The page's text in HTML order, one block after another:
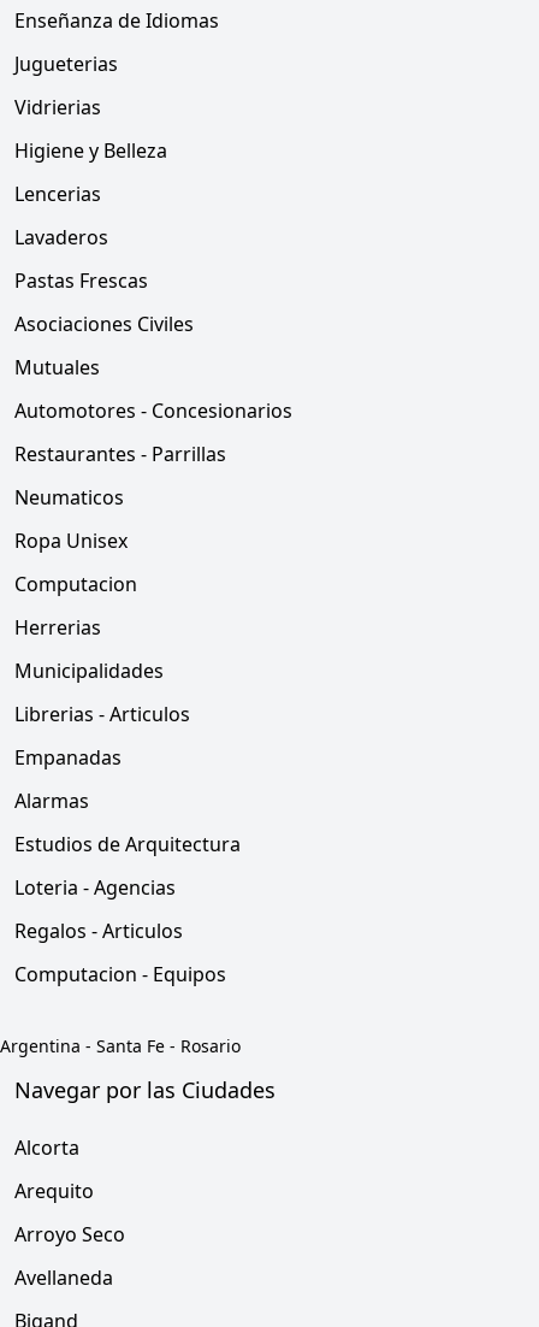
Enseñanza de Idiomas
Jugueterias
Vidrierias
Higiene y Belleza
Lencerias
Lavaderos
Pastas Frescas
Asociaciones Civiles
Mutuales
Automotores - Concesionarios
Restaurantes - Parrillas
Neumaticos
Ropa Unisex
Computacion
Herrerias
Municipalidades
Librerias - Articulos
Empanadas
Alarmas
Estudios de Arquitectura
Loteria - Agencias
Regalos - Articulos
Computacion - Equipos
Argentina - Santa Fe - Rosario
Navegar por las Ciudades
Alcorta
Arequito
Arroyo Seco
Avellaneda
Bigand